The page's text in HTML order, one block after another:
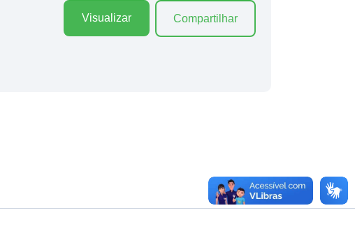
Visualizar Compartilhar